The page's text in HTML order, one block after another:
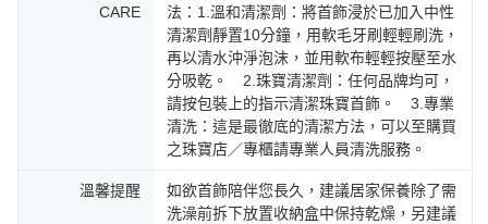
CARE
法：1.溫和清潔劑：將首飾浸於已加入中性
清潔劑靜置10分鐘，用軟毛牙刷輕輕刷洗，
再以清水沖淨泡沫，並用軟布輕輕按壓至水
分吸乾。 2.珠寶清潔劑：任何品牌均可，
請按包裝上的指示清潔珠寶首飾。 3.專業
清洗：這是最徹底的清潔方法，可以至購買
之珠寶店／專櫃請專業人員清洗服務。
溫馨提醒
如欲首飾陪伴您長久，建議居家保養除了需
洗澡前拆下放置收納盒中保持乾燥，另建議